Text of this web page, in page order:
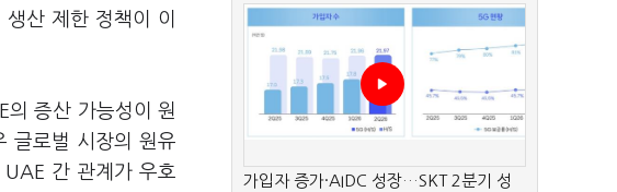
산 제한 정책이 이
의 증산 가능성이 원
글로벌 시장의 원유
간 관계가 우호
가입자 증가·AIDC 성장…SKT 2분기 성